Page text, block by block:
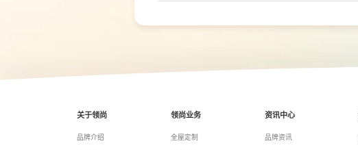
关于领尚
品牌介绍
领尚业务
全屋定制
资讯中心
品牌资讯